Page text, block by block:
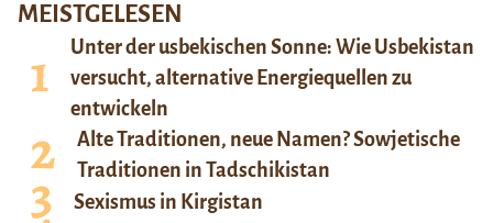
MEISTGELESEN
Unter der usbekischen Sonne: Wie Usbekistan
versucht, alternative Energiequellen zu
entwickeln
Alte Traditionen, neue Namen? Sowjetische
Traditionen in Tadschikistan
Sexismus in Kirgistan